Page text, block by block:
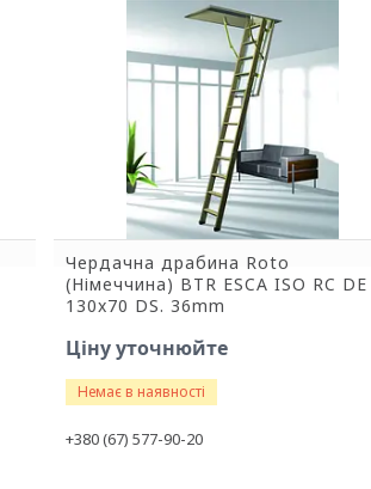
Чердачна драбина Roto
(Німеччина) BTR ESCA ISO RC DE
130x70 DS. 36mm
Ціну уточнюйте
Немає в наявності
+380 (67) 577-90-20